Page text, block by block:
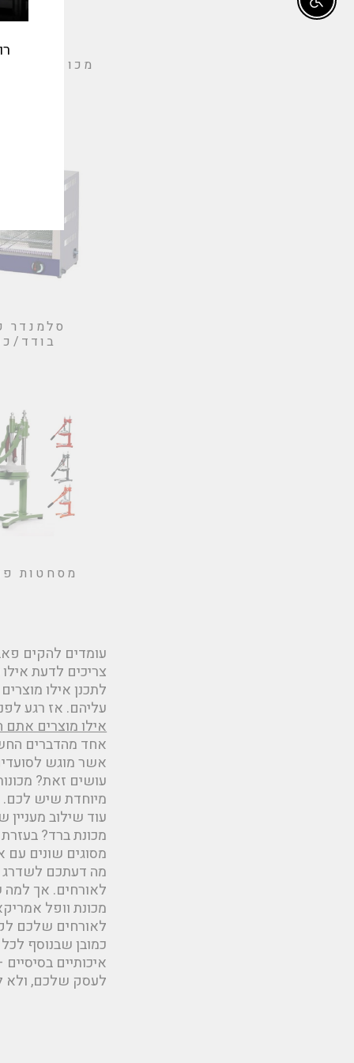
מכונות
סלמנדר
בודד/
מסחטות
עומדים להקים
צריכים לדעת
לתכנן אילו
עליהם. אז רגע
אילו מוצרים אתם
אחד מהדברים
אשר מוגש
עושים זאת?
מיוחדת שיש לכם.
עוד שילוב
מכונת ברד?
מסוגים שונים עם
מה דעתכם לשדרג
לאורחים. אך למה
מכונת וופל
לאורחים שלכם
כמובן שבנוסף
איכותיים
לעסק שלכם, ולא
Enable accessibility